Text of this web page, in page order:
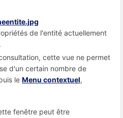
de l'entité actuellement
cette vue ne permet
d'un certain nombre de
le Menu contextuel,
fenêtre peut être